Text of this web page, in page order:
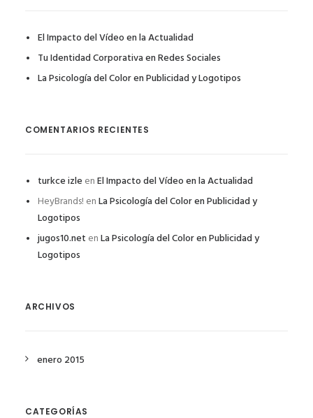
El Impacto del Vídeo en la Actualidad
Tu Identidad Corporativa en Redes Sociales
La Psicología del Color en Publicidad y Logotipos
COMENTARIOS RECIENTES
turkce izle enEl Impacto del Vídeo en la Actualidad
HeyBrands! enLa Psicología del Color en Publicidad y
Logotipos
jugos10.net enLa Psicología del Color en Publicidad y
Logotipos
ARCHIVOS
enero 2015
CATEGORÍAS